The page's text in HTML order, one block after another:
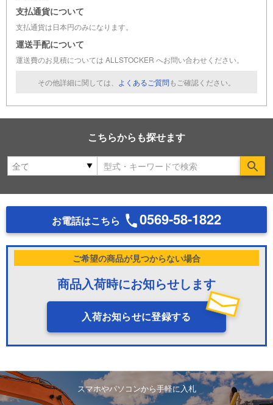
支払通貨について
支払通貨は日本円のみになります。
運送手配について
運送費のお見積については ALLSTOCKER へお問い合わせください。
その他詳細に関しては、 よくあるご質問もご確認ください。
こちらからも探せます
お電話はこちら 0569-58-1822
ご希望の商品が見つからない場合
商品入荷時にお知らせします
入荷お知らせに登録する
スマホやパソコンから手軽に入札